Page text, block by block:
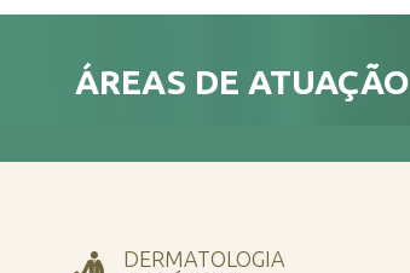
ÁREAS DE ATUAÇÃO
DERMATOLOGIA